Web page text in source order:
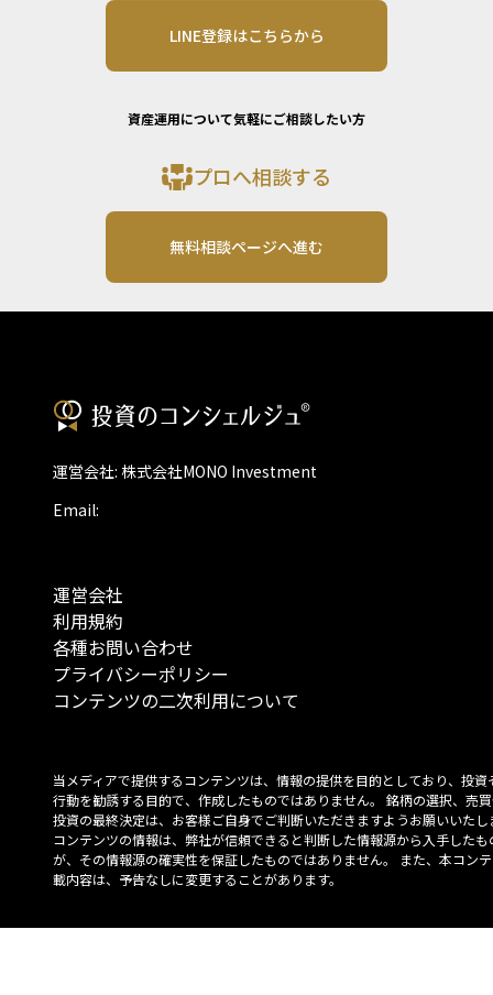
LINE登録はこちらから
資産運用について気軽にご相談したい方
プロへ相談する
無料相談ページへ進む
運営会社: 株式会社MONO Investment
Email:
運営会社
利用規約
各種お問い合わせ
プライバシーポリシー
コンテンツの二次利用について
当メディアで提供するコンテンツは、情報の提供を目的としており、投資
行動を勧誘する目的で、作成したものではありません。 銘柄の選択、売
投資の最終決定は、お客様ご自身でご判断いただきますようお願いいたし
コンテンツの情報は、弊社が信頼できると判断した情報源から入手したも
が、その情報源の確実性を保証したものではありません。 また、本コン
載内容は、予告なしに変更することがあります。